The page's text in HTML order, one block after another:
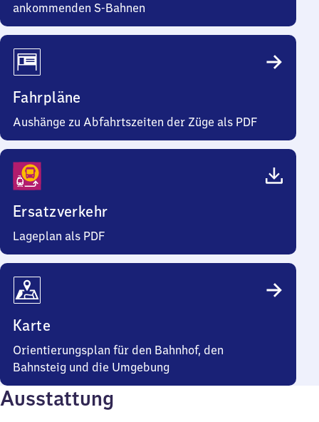
ankommenden S-Bahnen
Fahrpläne
Aushänge zu Abfahrtszeiten der Züge als PDF
Ersatzverkehr
Lageplan als PDF
Karte
Orientierungsplan für den Bahnhof, den
Bahnsteig und die Umgebung
Ausstattung